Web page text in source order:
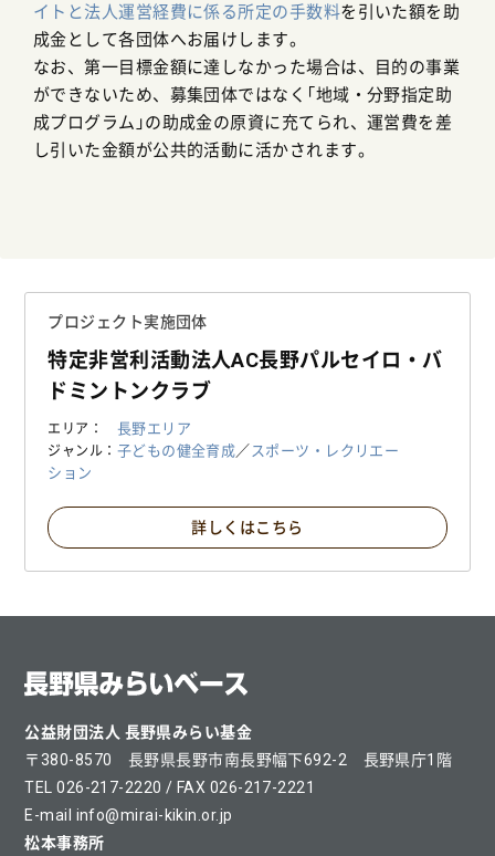
イトと法人運営経費に係る所定の手数料を引いた額を助
成金として各団体へお届けします。
なお、第一目標金額に達しなかった場合は、目的の事業
ができないため、募集団体ではなく「地域・分野指定助
成プログラム」の助成金の原資に充てられ、運営費を差
し引いた金額が公共的活動に活かされます。
プロジェクト実施団体
特定非営利活動法人AC長野パルセイロ・バ
ドミントンクラブ
エリア 長野エリア
ジャンル 子どもの健全育成 ／ スポーツ・レクリエー
ション
詳しくはこちら
公益財団法人 長野県みらい基金
〒380-8570 長野県長野市南長野幅下692-2 長野県庁1階
TEL 026-217-2220 / FAX 026-217-2221
E-mail info@mirai-kikin.or.jp
松本事務所